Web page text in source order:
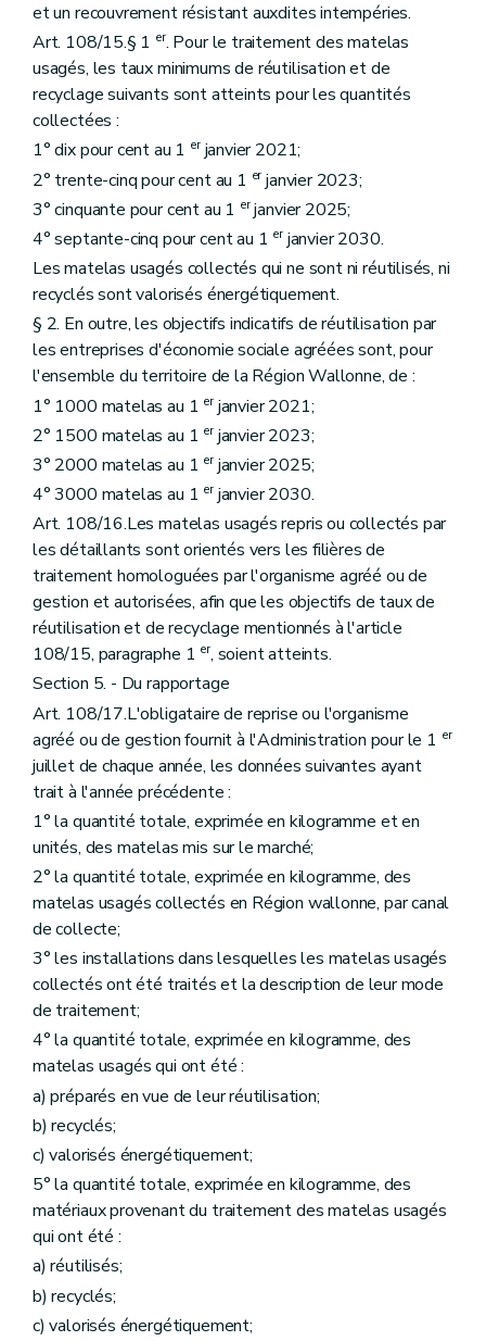
et un recouvrement résistant auxdites intempéries.
Art. 108/15.§ 1 er. Pour le traitement des matelas
usagés, les taux minimums de réutilisation et de
recyclage suivants sont atteints pour les quantités
collectées :
1° dix pour cent au 1 erjanvier 2021;
2° trente-cinq pour cent au 1 erjanvier 2023;
3° cinquante pour cent au 1 erjanvier 2025;
4° septante-cinq pour cent au 1 erjanvier 2030.
Les matelas usagés collectés qui ne sont ni réutilisés, ni
recyclés sont valorisés énergétiquement.
§ 2. En outre, les objectifs indicatifs de réutilisation par
les entreprises d'économie sociale agréées sont, pour
l'ensemble du territoire de la Région Wallonne, de :
1° 1000 matelas au 1 erjanvier 2021;
2° 1500 matelas au 1 erjanvier 2023;
3° 2000 matelas au 1 erjanvier 2025;
4° 3000 matelas au 1 erjanvier 2030.
Art. 108/16.Les matelas usagés repris ou collectés par
les détaillants sont orientés vers les filières de
traitement homologuées par l'organisme agréé ou de
gestion et autorisées, afin que les objectifs de taux de
réutilisation et de recyclage mentionnés à l'article
108/15, paragraphe 1 er, soient atteints.
Section 5. - Du rapportage
Art. 108/17.L'obligataire de reprise ou l'organisme
agréé ou de gestion fournit à l'Administration pour le 1 er
juillet de chaque année, les données suivantes ayant
trait à l'année précédente :
1° la quantité totale, exprimée en kilogramme et en
unités, des matelas mis sur le marché;
2° la quantité totale, exprimée en kilogramme, des
matelas usagés collectés en Région wallonne, par canal
de collecte;
3° les installations dans lesquelles les matelas usagés
collectés ont été traités et la description de leur mode
de traitement;
4° la quantité totale, exprimée en kilogramme, des
matelas usagés qui ont été :
a) préparés en vue de leur réutilisation;
b) recyclés;
c) valorisés énergétiquement;
5° la quantité totale, exprimée en kilogramme, des
matériaux provenant du traitement des matelas usagés
qui ont été :
a) réutilisés;
b) recyclés;
c) valorisés énergétiquement;